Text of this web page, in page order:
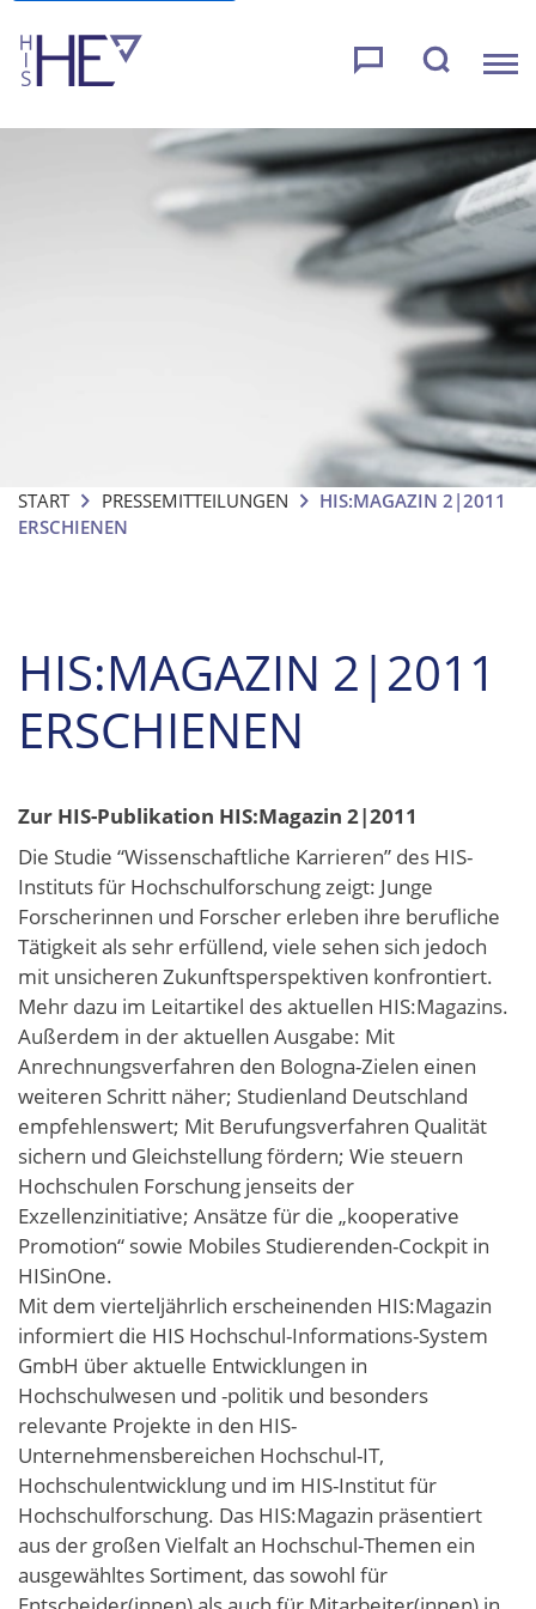
START PRESSEMITTEILUNGEN
HIS:MAGAZIN 2|2011
ERSCHIENEN
HIS:MAGAZIN 2|2011
ERSCHIENEN
Zur HIS-Publikation HIS:Magazin 2|2011
Die Studie “Wissenschaftliche Karrieren” des HIS-
Instituts für Hochschulforschung zeigt: Junge
Forscherinnen und Forscher erleben ihre berufliche
Tätigkeit als sehr erfüllend, viele sehen sich jedoch
mit unsicheren Zukunftsperspektiven konfrontiert.
Mehr dazu im Leitartikel des aktuellen HIS:Magazins.
Außerdem in der aktuellen Ausgabe: Mit
Anrechnungsverfahren den Bologna-Zielen einen
weiteren Schritt näher; Studienland Deutschland
empfehlenswert; Mit Berufungsverfahren Qualität
sichern und Gleichstellung fördern; Wie steuern
Hochschulen Forschung jenseits der
Exzellenzinitiative; Ansätze für die „kooperative
Promotion“ sowie Mobiles Studierenden-Cockpit in
HISinOne.
Mit dem vierteljährlich erscheinenden HIS:Magazin
informiert die HIS Hochschul-Informations-System
GmbH über aktuelle Entwicklungen in
Hochschulwesen und -politik und besonders
relevante Projekte in den HIS-
Unternehmensbereichen Hochschul-IT,
Hochschulentwicklung und im HIS-Institut für
Hochschulforschung. Das HIS:Magazin präsentiert
aus der großen Vielfalt an Hochschul-Themen ein
ausgewähltes Sortiment, das sowohl für